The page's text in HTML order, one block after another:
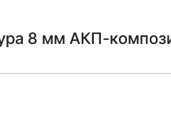
8 мм АКП-